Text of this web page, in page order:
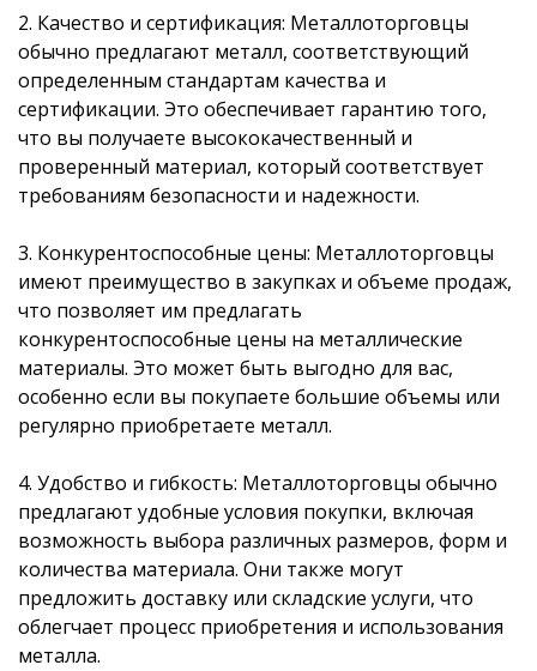
2. Качество и сертификация: Металлоторговцы
обычно предлагают металл, соответствующий
определенным стандартам качества и
сертификации. Это обеспечивает гарантию того,
что вы получаете высококачественный и
проверенный материал, который соответствует
требованиям безопасности и надежности.
3. Конкурентоспособные цены: Металлоторговцы
имеют преимущество в закупках и объеме продаж,
что позволяет им предлагать
конкурентоспособные цены на металлические
материалы. Это может быть выгодно для вас,
особенно если вы покупаете большие объемы или
регулярно приобретаете металл.
4. Удобство и гибкость: Металлоторговцы обычно
предлагают удобные условия покупки, включая
возможность выбора различных размеров, форм и
количества материала. Они также могут
предложить доставку или складские услуги, что
облегчает процесс приобретения и использования
металла.